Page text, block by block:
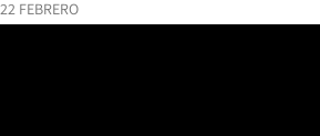
22 FEBRERO